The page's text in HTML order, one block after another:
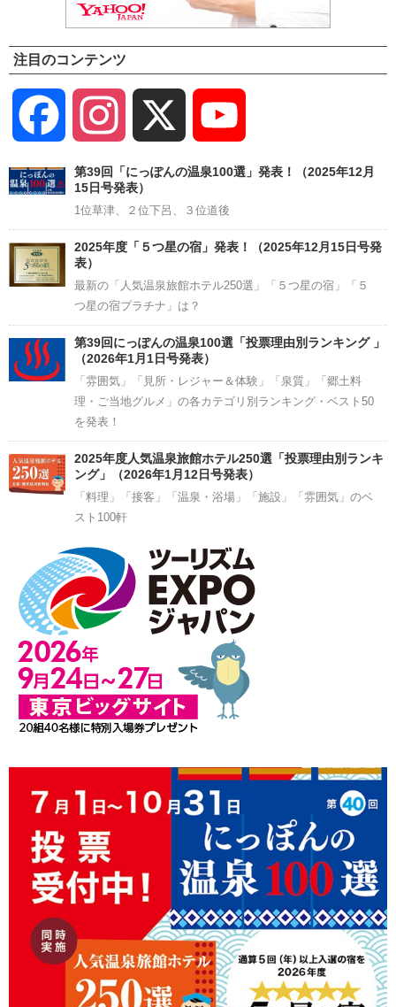
注目のコンテンツ
Facebook Instagram
Channel
第39回「にっぽんの温泉100選」発表！（2025年12月
15日号発表）
1位草津、２位下呂、３位道後
2025年度「５つ星の宿」発表！（2025年12月15日号発
表）
最新の「人気温泉旅館ホテル250選」「５つ星の宿」「５
つ星の宿プラチナ」は？
第39回にっぽんの温泉100選「投票理由別ランキング 」
（2026年1月1日号発表）
「雰囲気」「見所・レジャー＆体験」「泉質」「郷土料
理・ご当地グルメ」の各カテゴリ別ランキング・ベスト50
を発表！
2025年度人気温泉旅館ホテル250選「投票理由別ランキ
ング」（2026年1月12日号発表）
「料理」「接客」「温泉・浴場」「施設」「雰囲気」のベ
スト100軒